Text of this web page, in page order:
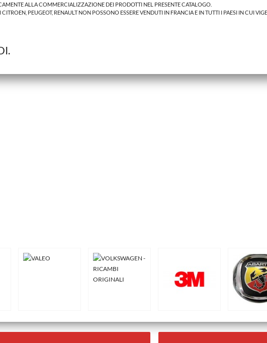
ALLA COMMERCIALIZZAZIONE DEI PRODOTTI NEL PRESENTE CATALOGO.
PEUGEOT, RENAULT NON POSSONO ESSERE VENDUTI IN FRANCIA E IN TUTTI I PAESI IN CUI